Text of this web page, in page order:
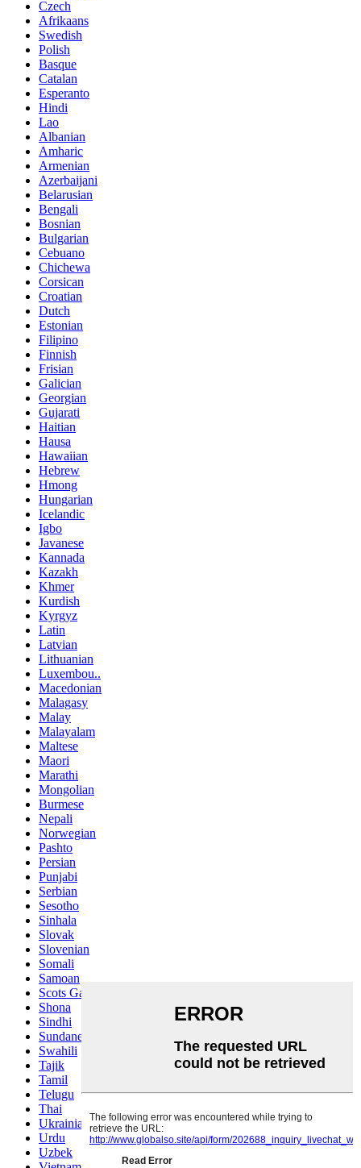
Czech
Afrikaans
Swedish
Polish
Basque
Catalan
Esperanto
Hindi
Lao
Albanian
Amharic
Armenian
Azerbaijani
Belarusian
Bengali
Bosnian
Bulgarian
Cebuano
Chichewa
Corsican
Croatian
Dutch
Estonian
Filipino
Finnish
Frisian
Galician
Georgian
Gujarati
Haitian
Hausa
Hawaiian
Hebrew
Hmong
Hungarian
Icelandic
Igbo
Javanese
Kannada
Kazakh
Khmer
Kurdish
Kyrgyz
Latin
Latvian
Lithuanian
Luxembou..
Macedonian
Malagasy
Malay
Malayalam
Maltese
Maori
Marathi
Mongolian
Burmese
Nepali
Norwegian
Pashto
Persian
Punjabi
Serbian
Sesotho
Sinhala
Slovak
Slovenian
Somali
Samoan
Scots Gaelic
Shona
Sindhi
Sundanese
Swahili
Tajik
Tamil
Telugu
Thai
Ukrainian
Urdu
Uzbek